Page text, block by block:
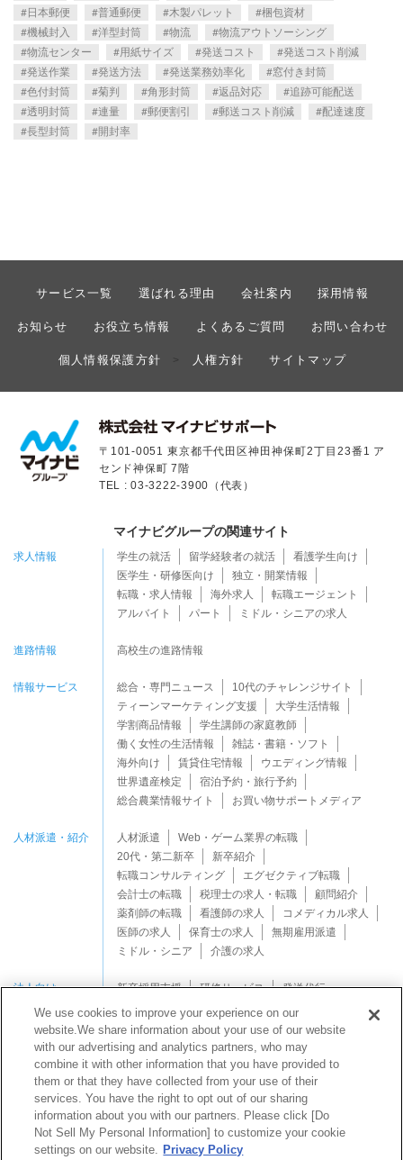
日本郵便
普通郵便 木製パレット
梱包資材
機械封入
洋型封筒 物流
物流アウトソーシング
物流センター
用紙サイズ 発送コスト
発送コスト削減
発送作業
発送方法 発送業務効率化
窓付き封筒
色付封筒
菊判 角形封筒 返品対応
追跡可能配送
透明封筒
連量 郵便割引 郵送コスト削減
配達速度
長型封筒
開封率
サービス一覧 選ばれる理由 会社案内 採用情報
お知らせ お役立ち情報 よくあるご質問 お問い合わせ
個人情報保護方針 > 人権方針 サイトマップ
〒101-0051 東京都千代田区神田神保町2丁目23番1 ア
センド神保町 7階
TEL : 03-3222-3900（代表）
マイナビグループの関連サイト
求人情報 学生の就活 留学経験者の就活
看護学生向け
医学生・研修医向け
独立・開業情報
転職・求人情報
海外求人
転職エージェント
アルバイト
パート ミドル・シニアの求人
進路情報 高校生の進路情報
情報サービス 総合・専門ニュース
10代のチャレンジサイト
ティーンマーケティング支援
大学生活情報
学割商品情報
学生講師の家庭教師
働く女性の生活情報
雑誌・書籍・ソフト
海外向け
賃貸住宅情報
ウエディング情報
世界遺産検定
宿泊予約・旅行予約
総合農業情報サイト
お買い物サポートメディア
人材派遣・紹介 人材派遣
Web・ゲーム業界の転職
20代・第二新卒
新卒紹介
転職コンサルティング
エグゼクティブ転職
会計士の転職
税理士の求人・転職
顧問紹介
薬剤師の転職
看護師の求人
コメディカル求人
医師の求人
保育士の求人
無期雇用派遣
ミドル・シニア
介護の求人
法人向け 新卒採用支援 研修サービス 発送代行
Copyright © Mynavi Support Corporation All rights reserved.
We use cookies to improve your experience on our
website.We share information about your use of our website
with our advertising and analytics partners, who may
combine it with other information that you have provided to
them or that they have collected from your use of their
services. You have the right to opt out of our sharing
information about you with our partners. Please click [Do
Not Sell My Personal Information] to customize your cookie
settings on our website. Privacy Policy